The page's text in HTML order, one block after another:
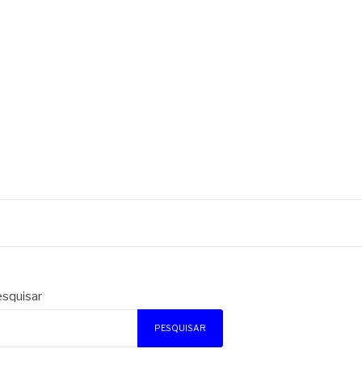
PESQUISAR